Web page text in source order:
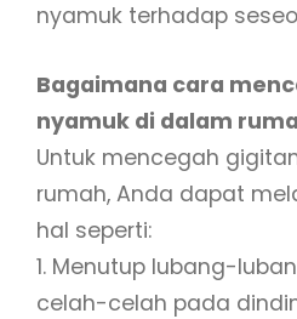
nyamuk terhadap
Bagaimana cara
nyamuk di dalam
Untuk mencegah
rumah, Anda dapat
hal seperti:
1. Menutup lubang-
celah-celah pada